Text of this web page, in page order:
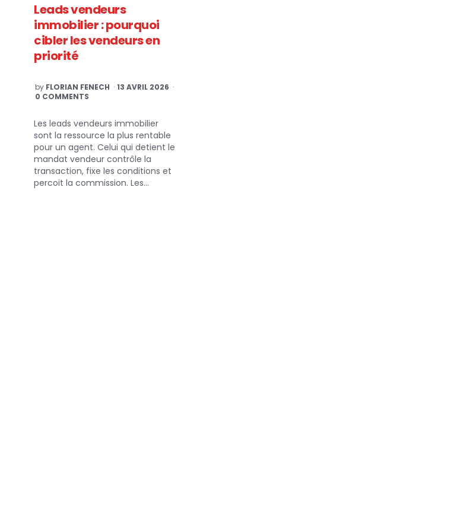
Leads vendeurs
immobilier : pourquoi
cibler les vendeurs en
priorité
POSTED
BY
by FLORIAN FENECH
13 AVRIL 2026
0 COMMENTS
Les leads vendeurs immobilier
sont la ressource la plus rentable
pour un agent. Celui qui detient le
mandat vendeur contrôle la
transaction, fixe les conditions et
percoit la commission. Les…